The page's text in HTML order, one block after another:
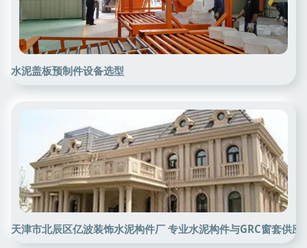
水泥盖板预制件设备选型
天津市北辰区亿波装饰水泥构件厂 专业水泥构件与GRC窗套供应